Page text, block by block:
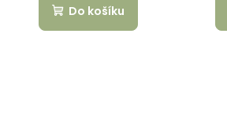
Do košíku